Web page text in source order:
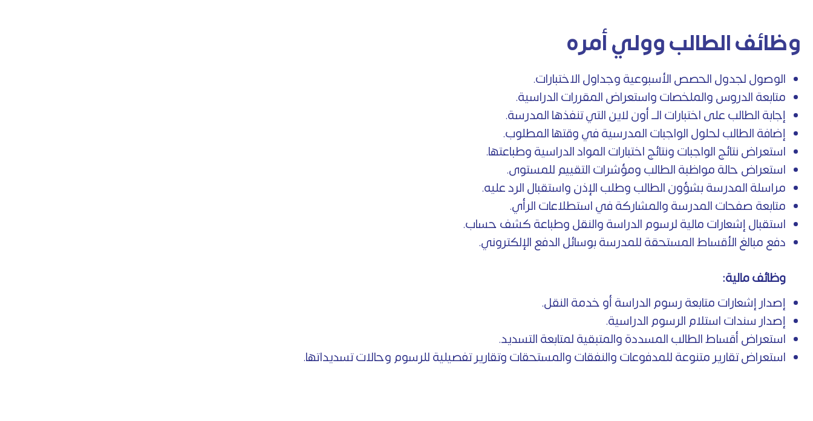
وظائف الطالب وولي أمره
الوصول لجدول الحصص الأسبوعية وجداول الاختبارات.
متابعة الدروس والملخصات واستعراض المقررات الدراسية.
إجابة الطالب على اختبارات الــ أون لاين التي تنفذها المدرسة.
إضافة الطالب لحلول الواجبات المدرسية في وقتها المطلوب.
استعراض نتائج الواجبات ونتائج اختبارات المواد الدراسية وطباعتها.
استعراض حالة مواظبة الطالب ومؤشرات التقييم للمستوى.
مراسلة المدرسة بشؤون الطالب وطلب الإذن واستقبال الرد عليه.
متابعة صفحات المدرسة والمشاركة في استطلاعات الرأي.
استقبال إشعارات مالية لرسوم الدراسة والنقل وطباعة كشف حساب.
دفع مبالغ الأقساط المستحقة للمدرسة بوسائل الدفع الإلكتروني.
وظائف مالية:
إصدار إشعارات متابعة رسوم الدراسة أو خدمة النقل.
إصدار سندات استلام الرسوم الدراسية.
استعراض أقساط الطالب المسددة والمتبقية لمتابعة التسديد.
استعراض تقارير متنوعة للمدفوعات والنفقات والمستحقات وتقارير تفصيلية للرسوم وحالات تسديداتها.